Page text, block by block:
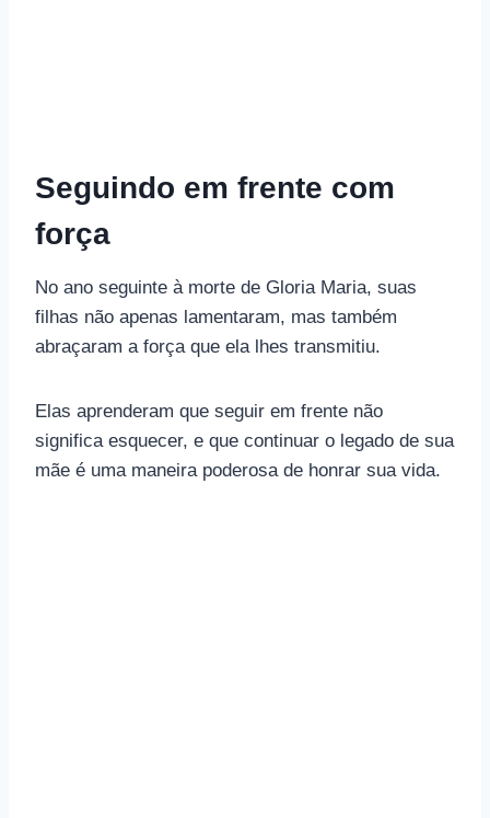
Seguindo em frente com
força
No ano seguinte à morte de Gloria Maria, suas
filhas não apenas lamentaram, mas também
abraçaram a força que ela lhes transmitiu.
Elas aprenderam que seguir em frente não
significa esquecer, e que continuar o legado de sua
mãe é uma maneira poderosa de honrar sua vida.